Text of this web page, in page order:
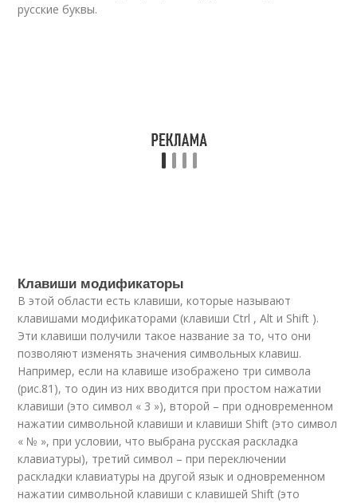
русские буквы.
Клавиши модификаторы
В этой области есть клавиши, которые называют
клавишами модификаторами (клавиши Ctrl , Alt и Shift ).
Эти клавиши получили такое название за то, что они
позволяют изменять значения символьных клавиш.
Например, если на клавише изображено три символа
(рис.81), то один из них вводится при простом нажатии
клавиши (это символ « 3 »), второй – при одновременном
нажатии символьной клавиши и клавиши Shift (это символ
« № », при условии, что выбрана русская раскладка
клавиатуры), третий символ – при переключении
раскладки клавиатуры на другой язык и одновременном
нажатии символьной клавиши с клавишей Shift (это